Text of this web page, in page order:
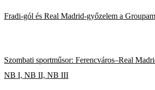
Fradi-gól és Real Madrid-győzelem a
Szombati sportműsor: Ferencváros–Real
NB I, NB II, NB III